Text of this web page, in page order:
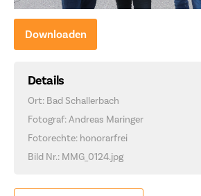
Downloaden
Details
Ort: Bad Schallerbach
Fotograf: Andreas Maringer
Fotorechte: honorarfrei
Bild Nr.: MMG_0124.jpg